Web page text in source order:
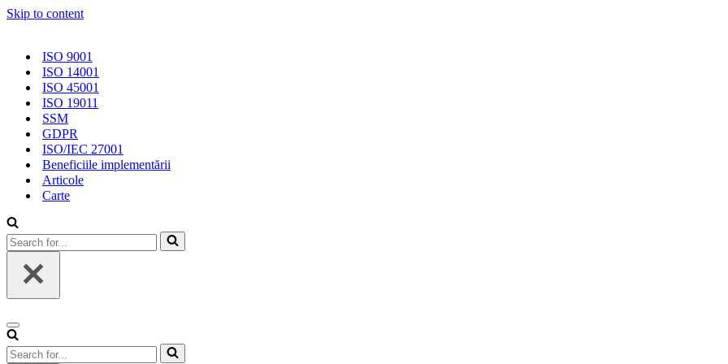
Skip to content
ISO 9001
ISO 14001
ISO 45001
ISO 19011
SSM
GDPR
ISO/IEC 27001
Beneficiile implementării
Articole
Carte
Search
for...
Navigation
Menu
Search